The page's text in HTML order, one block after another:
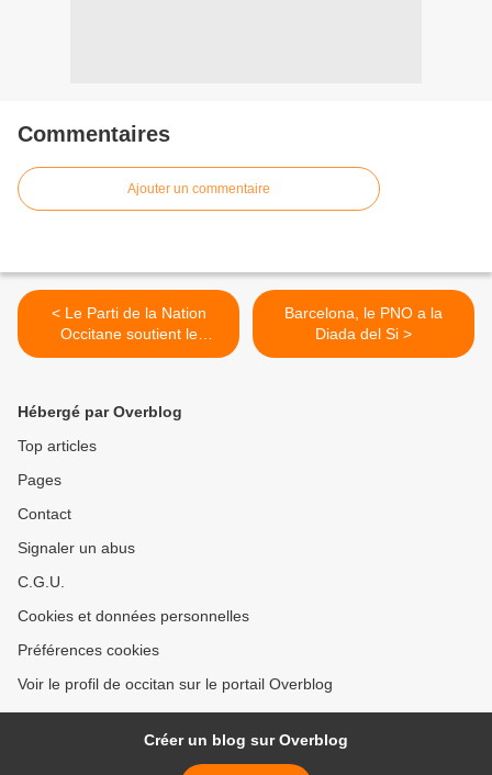
Commentaires
Ajouter un commentaire
< Le Parti de la Nation
Occitane soutient le
Collectif Occitan
Barcelona, le PNO a la
Diada del Si >
Hébergé par Overblog
Top articles
Pages
Contact
Signaler un abus
C.G.U.
Cookies et données personnelles
Préférences cookies
Voir le profil de occitan sur le portail Overblog
Créer un blog sur Overblog